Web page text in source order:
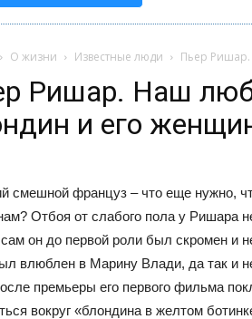
О жизни Известные люди Пьер
Ришар. Наш
и его
смешной француз – что еще нужно,
Отбоя от слабого пола у Ришара
сам он до первой роли был скромен и
влюблен в Марину Влади, да так и
премьеры его первого фильма
вокруг «блондина в желтом